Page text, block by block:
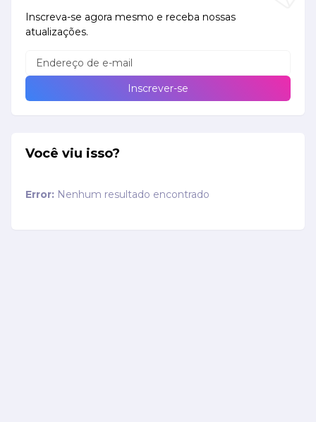
Inscreva-se agora mesmo e receba nossas
atualizações.
Você viu isso?
Error: Nenhum resultado encontrado